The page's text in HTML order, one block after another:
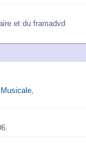
et du framadvd
,